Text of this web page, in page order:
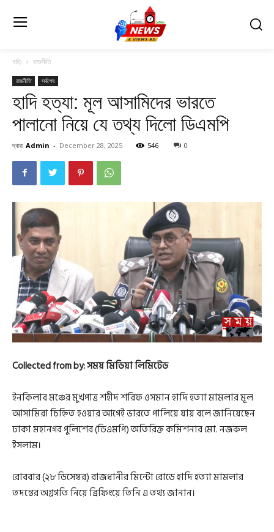
বাড়ি রাজনীতি
রাজনীতি সর্বশেষ
হাদি হত্যা: মূল আসামিদের ভারতে
পালানো নিয়ে যে তথ্য দিলো ডিএমপি
দ্বারা Admin - December 28, 2025 546 0
Collected from by: সময় মিডিয়া লিমিটেড
ইনকিলাব মঞ্চের মুখপাত্র শহীদ শরিফ ওসমান হাদি হত্যা মামলার মূল
আসামিরা চিহ্নিত হওয়ার আগেই ভারতে পালিয়ে যায় বলে জানিয়েছেন
ঢাকা মহানগর পুলিশের (ডিএমপি) অতিরিক্ত কমিশনার মো. নজরুল
ইসলাম।
রোববার (২৮ ডিসেম্বর) রাজধানীর মিন্টো রোডে হাদি হত্যা মামলার
তদন্তের অগ্রগতি নিয়ে ব্রিফিংয়ে তিনি এ তথ্য জানান।